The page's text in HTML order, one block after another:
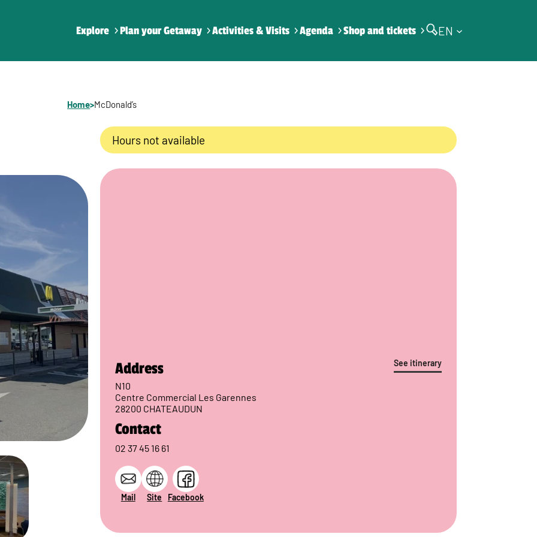
Explore Plan your Getaway Activities & Visits Agenda Shop and tickets EN
Home>McDonald’s
Hours not available
See itinerary
Address
N10
Centre Commercial Les Garennes
28200 CHATEAUDUN
Contact
02 37 45 16 61
Mail Site Facebook